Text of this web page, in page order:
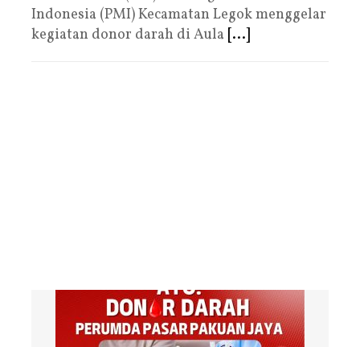
Indonesia (PMI) Kecamatan Legok menggelar
kegiatan donor darah di Aula [...]